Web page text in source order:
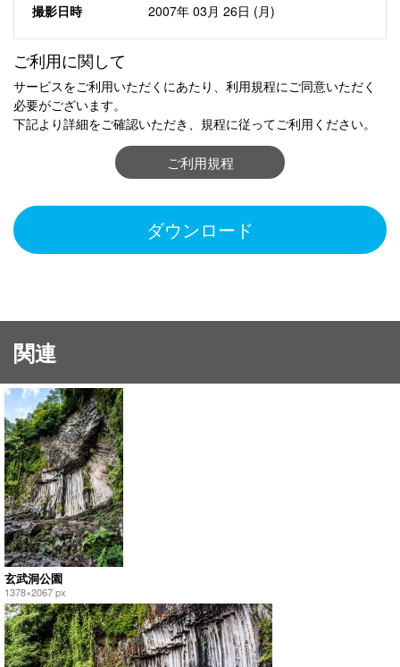
撮影日時
2007年 03月 26日 (月)
ご利用に関して
サービスをご利用いただくにあたり、利用規程にご同意いただく
必要がございます。
下記より詳細をご確認いただき、規程に従ってご利用ください。
ご利用規程
ダウンロード
関連
玄武洞公園
1378×2067 px